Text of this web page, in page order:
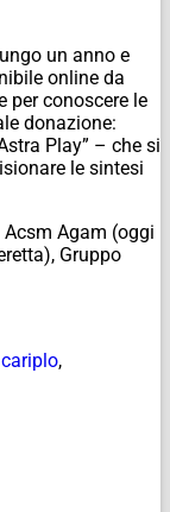
un anno e
online da
per conoscere le
donazione:
Play” – che si
le sintesi
Agam (oggi
Gruppo
,